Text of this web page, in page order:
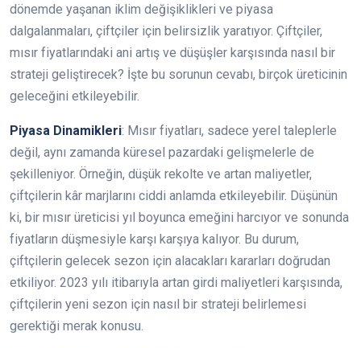
dönemde yaşanan iklim değişiklikleri ve piyasa
dalgalanmaları, çiftçiler için belirsizlik yaratıyor. Çiftçiler,
mısır fiyatlarındaki ani artış ve düşüşler karşısında nasıl bir
strateji geliştirecek? İşte bu sorunun cevabı, birçok üreticinin
geleceğini etkileyebilir.
Piyasa Dinamikleri: Mısır fiyatları, sadece yerel taleplerle
değil, aynı zamanda küresel pazardaki gelişmelerle de
şekilleniyor. Örneğin, düşük rekolte ve artan maliyetler,
çiftçilerin kâr marjlarını ciddi anlamda etkileyebilir. Düşünün
ki, bir mısır üreticisi yıl boyunca emeğini harcıyor ve sonunda
fiyatların düşmesiyle karşı karşıya kalıyor. Bu durum,
çiftçilerin gelecek sezon için alacakları kararları doğrudan
etkiliyor. 2023 yılı itibarıyla artan girdi maliyetleri karşısında,
çiftçilerin yeni sezon için nasıl bir strateji belirlemesi
gerektiği merak konusu.